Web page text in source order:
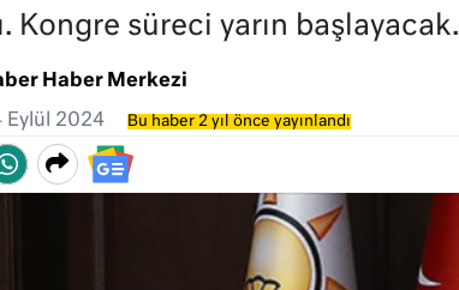
Kongre süreci yarın başlayacak.
Haber Merkezi
Eylül 2024 Bu haber 2 yıl önce yayınlandı